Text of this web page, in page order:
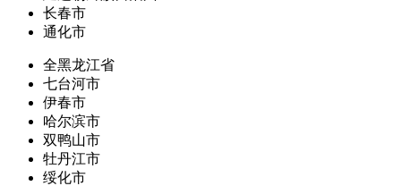
长春市
通化市
全黑龙江省
七台河市
伊春市
哈尔滨市
双鸭山市
牡丹江市
绥化市